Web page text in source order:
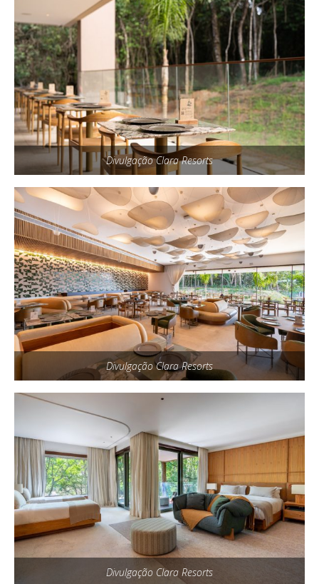
Divulgação Clara Resorts
Divulgação Clara Resorts
Divulgação Clara Resorts